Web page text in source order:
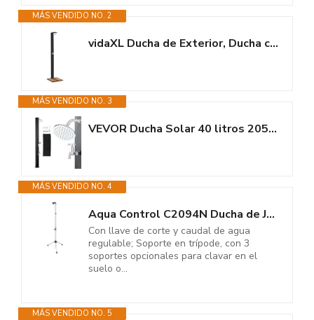
MÁS VENDIDO NO. 2
vidaXL Ducha de Exterior, Ducha con Rociador Giratorio, Ducha para Piscina,...
MÁS VENDIDO NO. 3
VEVOR Ducha Solar 40 litros 205 cm, Ducha Solar Exterior con Grifo y...
MÁS VENDIDO NO. 4
Aqua Control C2094N Ducha de Jardín Regulable con Trípode y Cabeza...
Con llave de corte y caudal de agua
regulable; Soporte en trípode, con 3
soportes opcionales para clavar en el
suelo o...
MÁS VENDIDO NO. 5